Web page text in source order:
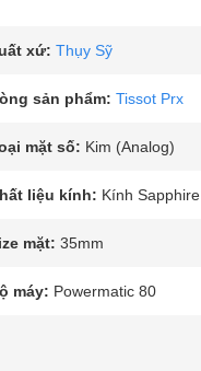
xứ: Thụy Sỹ
sản phẩm: Tissot Prx
mặt số: Kim (Analog)
liệu kính: Kính Sapphire
mặt: 35mm
máy: Powermatic 80